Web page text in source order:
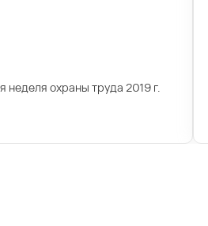
неделя охраны труда 2019 г.